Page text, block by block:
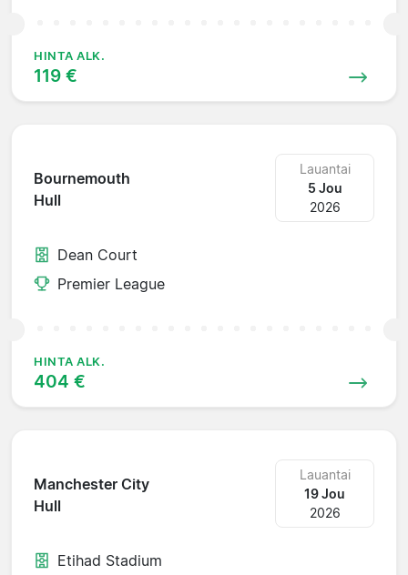
HINTA ALK.
119 €
Bournemouth
Hull
Lauantai
5 Jou
2026
Dean Court
Premier League
HINTA ALK.
404 €
Manchester City
Hull
Lauantai
19 Jou
2026
Etihad Stadium